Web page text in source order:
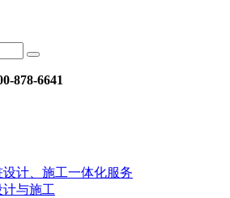
878-6641
计、施工一体化服务
与施工